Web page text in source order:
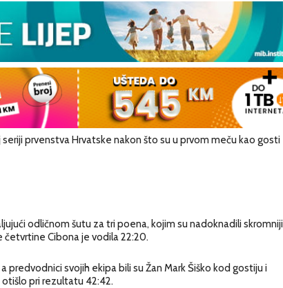
seriji prvenstva Hrvatske nakon što su u prvom meču kao gosti
odličnom šutu za tri poena, kojim su nadoknadili skromniji
četvrtine Cibona je vodila 22:20.
predvodnici svojih ekipa bili su Žan Mark Šiško kod gostiju i
pri rezultatu 42:42.